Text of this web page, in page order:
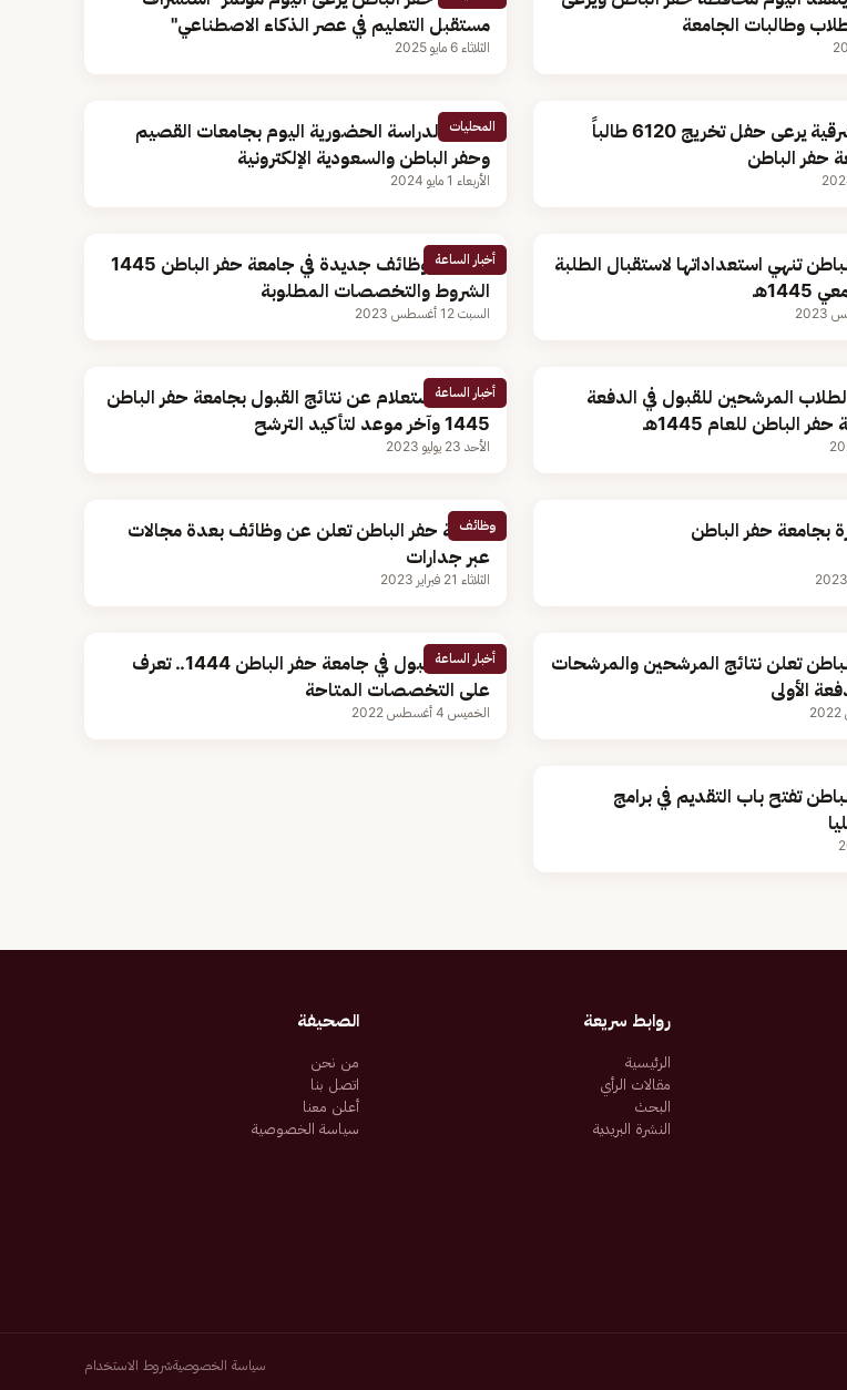
وطالبات الجامعة
مستقبل التعليم في عصر الذكاء الاصطناعي"
الثلاثاء 6 مايو 2025
نائب أمير الشرقية يرعى حفل تخريج 6120 طالباً
حفر الباطن
المحليات
تعليق الدراسة الحضورية اليوم بجامعات القصيم
وحفر الباطن والسعودية الإلكترونية
الأربعاء 1 مايو 2024
تنهي استعداداتها لاستقبال الطلبة
أخبار الساعة
تفاصيل وظائف جديدة في جامعة حفر الباطن 1445
الشروط والتخصصات المطلوبة
السبت 12 أغسطس 2023
المرشحين للقبول في الدفعة
الباطن للعام 1445هـ
أخبار الساعة
كيفية الاستعلام عن نتائج القبول بجامعة حفر الباطن
1445 وآخر موعد لتأكيد الترشح
الأحد 23 يوليو 2023
بجامعة حفر الباطن وظائف
جامعة حفر الباطن تعلن عن وظائف بعدة مجالات
عبر جدارات
الثلاثاء 21 فبراير 2023
تعلن نتائج المرشحين والمرشحات
الأولى
أخبار الساعة
شروط القبول في جامعة حفر الباطن 1444.. تعرف
على التخصصات المتاحة
الخميس 4 أغسطس 2022
تفتح باب التقديم في برامج
روابط سريعة
الرئيسية
مقالات الرأي
البحث
النشرة البريدية
الصحيفة
من نحن
اتصل بنا
أعلن معنا
سياسة الخصوصية
سياسة الخصوصيةشروط الاستخدام